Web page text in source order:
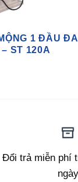
1 ĐẦU ĐA
– ST 120A
Đổi trả miễn phí
ngày